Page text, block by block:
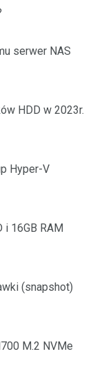
serwer NAS
HDD w 2023r.
Hyper-V
16GB RAM
(snapshot)
M.2 NVMe